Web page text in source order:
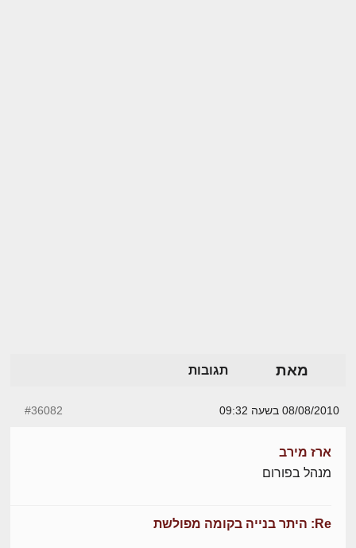
מאת תגובות
08/08/2010 בשעה 09:32 #36082
ארז מירב
מנהל בפורום
Re: היתר בנייה בקומה מפולשת